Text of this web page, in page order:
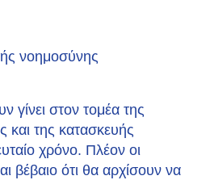
νοημοσύνης
γίνει στον τομέα της
και της κατασκευής
χρόνο. Πλέον οι
βέβαιο ότι θα αρχίσουν να